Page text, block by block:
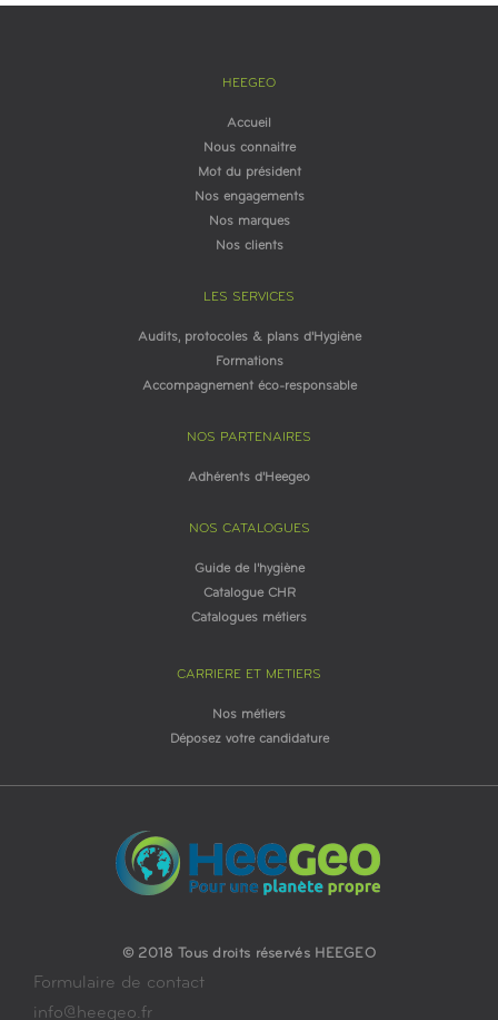
HEEGEO
Accueil
Nous connaitre
Mot du président
Nos engagements
Nos marques
Nos clients
LES SERVICES
Audits, protocoles & plans d'Hygiène
Formations
Accompagnement éco-responsable
NOS PARTENAIRES
Adhérents d'Heegeo
NOS CATALOGUES
Guide de l'hygiène
Catalogue CHR
Catalogues métiers
CARRIERE ET METIERS
Nos métiers
Déposez votre candidature
© 2018 Tous droits réservés HEEGEO
Formulaire de contact
info@heegeo.fr